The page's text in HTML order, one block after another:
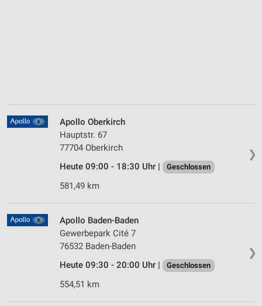
❯
Apollo Oberkirch
Hauptstr. 67
77704 Oberkirch
Heute 09:00 - 18:30 Uhr |
Geschlossen
581,49 km
❯
Apollo Baden-Baden
Gewerbepark Cité 7
76532 Baden-Baden
Heute 09:30 - 20:00 Uhr |
Geschlossen
554,51 km